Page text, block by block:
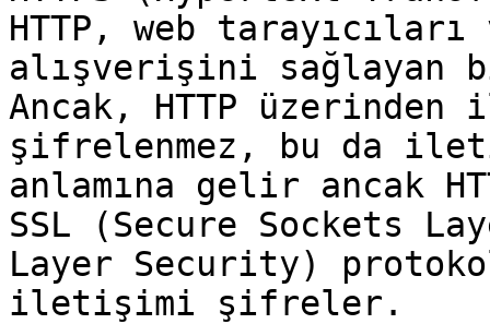
HTTP, web
alışverişini sağlayan
Ancak, HTTP
şifrelenmez, bu da
anlamına gelir ancak
SSL (Secure Sockets
Layer Security)
iletişimi şifreler.